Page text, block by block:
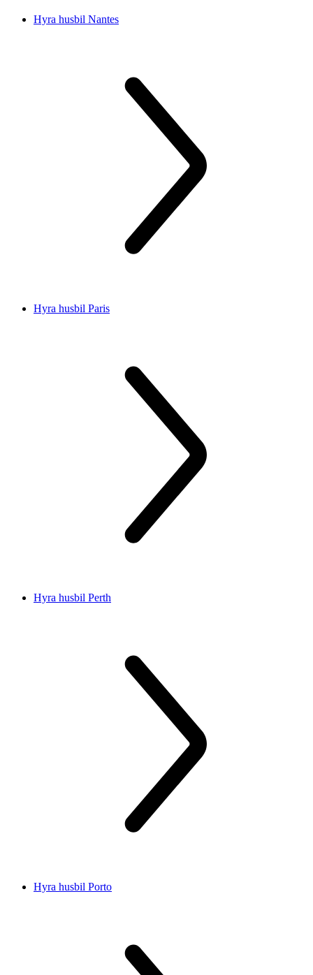
Hyra husbil Nantes
Hyra husbil Paris
Hyra husbil Perth
Hyra husbil Porto